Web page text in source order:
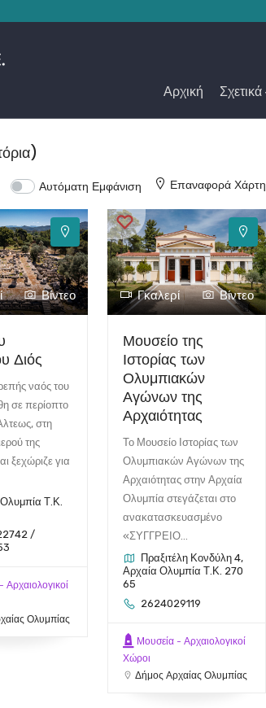
Αρχική Σχετικά
Αυτόματη Εμφάνιση Επαναφορά Χάρτη
Βίντεο
Διός
ναός του
σε περίοπτο
στη
της
ξεχώριζε για
Τ.Κ.
/
Αρχαιολογικοί
Ολυμπίας
Γκαλερί Βίντεο
Μουσείο της
Ιστορίας των
Ολυμπιακών
Αγώνων της
Αρχαιότητας
Το Μουσείο Ιστορίας των
Ολυμπιακών Αγώνων της
Αρχαιότητας στην Αρχαία
Ολυμπία στεγάζεται στο
ανακατασκευασμένο
«ΣΥΓΓΡΕΙΟ...
Πραξιτέλη Κονδύλη 4,
Αρχαία Ολυμπία Τ.Κ. 270
65
2624029119
Μουσεία - Αρχαιολογικοί
Χώροι
Δήμος Αρχαίας Ολυμπίας